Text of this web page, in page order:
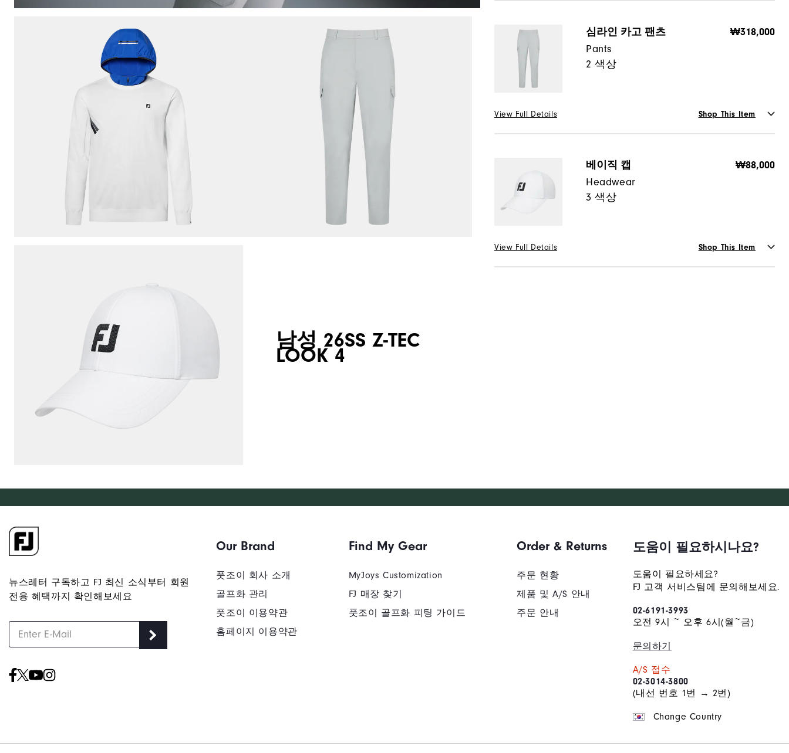
남성 26SS Z-TEC
LOOK 4
심라인 카고 팬츠
Pants
2 색상
₩318,000
View Full Details Shop This Item
선택 Color
허리 선택
베이직 캡
Headwear
3 색상
₩88,000
View Full Details Shop This Item
선택 Color WHITE
배송/반품/교환 안내
뉴스레터 구독하고 FJ 최신 소식부터 회원
전용 혜택까지 확인해보세요
Our Brand
풋조이 회사 소개
골프화 관리
풋조이 이용약관
홈페이지 이용약관
Find My Gear
MyJoys Customization
FJ 매장 찾기
풋조이 골프화 피팅 가이드
Order & Returns
주문 현황
제품 및 A/S 안내
주문 안내
도움이 필요하시나요?
도움이 필요하세요?
FJ 고객 서비스팀에 문의해보세요.
02-6191-3993
오전 9시 ~ 오후 6시(월~금)
문의하기
A/S 접수
02-3014-3800
(내선 번호 1번 → 2번)
Change Country